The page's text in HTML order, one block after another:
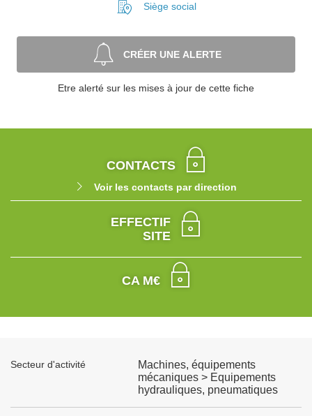
Siège social
CRÉER UNE ALERTE
Etre alerté sur les mises à jour de cette fiche
CONTACTS
Voir les contacts par direction
EFFECTIF
SITE
CA M€
Secteur d'activité
Machines, équipements
mécaniques > Equipements
hydrauliques, pneumatiques